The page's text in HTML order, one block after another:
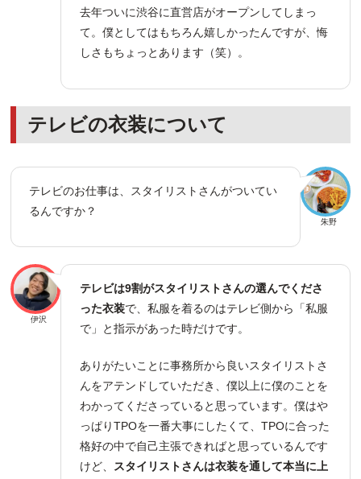
去年ついに渋谷に直営店がオープンしてしまっ
て。僕としてはもちろん嬉しかったんですが、悔
しさもちょっとあります（笑）。
テレビの衣装について
朱野
テレビのお仕事は、スタイリストさんがついてい
るんですか？
伊沢
テレビは9割がスタイリストさんの選んでくださ
った衣装で、私服を着るのはテレビ側から「私服
で」と指示があった時だけです。
ありがたいことに事務所から良いスタイリストさ
んをアテンドしていただき、僕以上に僕のことを
わかってくださっていると思っています。僕はや
っぱりTPOを一番大事にしたくて、TPOに合った
格好の中で自己主張できればと思っているんです
けど、 スタイリストさんは衣装を通して本当に上